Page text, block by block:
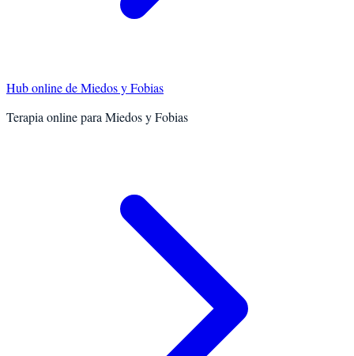
Hub online deMiedos y Fobias
Terapia online para Miedos y Fobias